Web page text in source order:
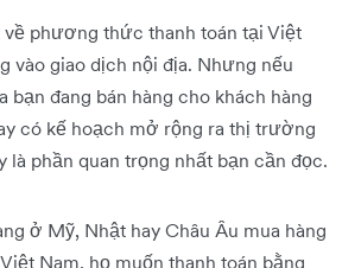
về phương thức thanh toán tại Việt
vào giao dịch nội địa. Nhưng nếu
bạn đang bán hàng cho khách hàng
có kế hoạch mở rộng ra thị trường
phần quan trọng nhất bạn cần đọc.
ở Mỹ, Nhật hay Châu Âu mua hàng
Nam, họ muốn thanh toán bằng